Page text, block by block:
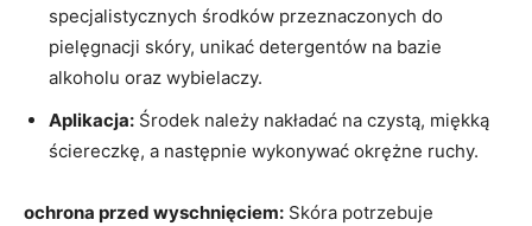
specjalistycznych środków przeznaczonych do
pielęgnacji skóry, ⁤unikać detergentów na bazie
alkoholu oraz wybielaczy.
Aplikacja: Środek należy nakładać na czystą,​ miękką
ściereczkę, a następnie wykonywać okrężne ruchy.
ochrona przed wyschnięciem: Skóra⁣ potrzebuje